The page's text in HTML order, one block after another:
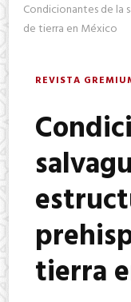
Condicionantes de la
de tierra en México
REVISTA
tierra